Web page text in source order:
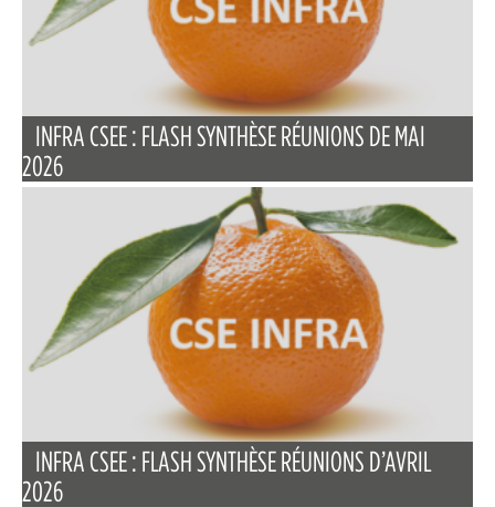
INFRA CSEE : FLASH SYNTHÈSE RÉUNIONS DE MAI
2026
INFRA CSEE : FLASH SYNTHÈSE RÉUNIONS D’AVRIL
2026